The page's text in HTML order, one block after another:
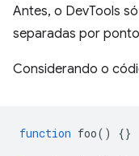
Antes, o DevTools
separadas por
Considerando o
function foo() {}